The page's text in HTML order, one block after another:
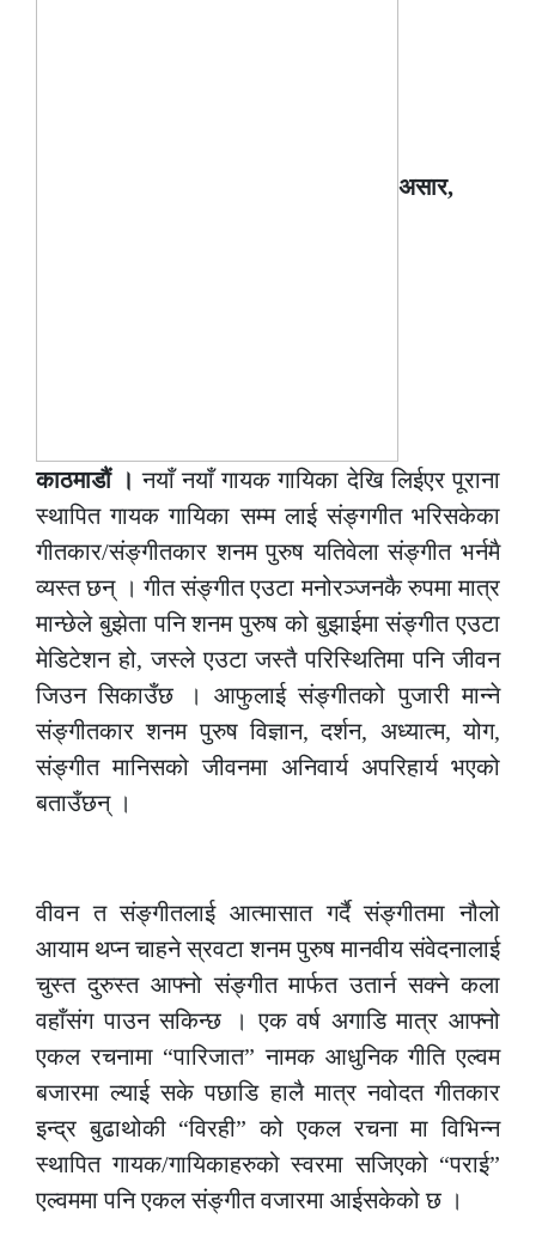
असार,
काठमाडौं । नयाँ नयाँ गायक गायिका देखि लिईएर पूराना
स्थापित गायक गायिका सम्म लाई संङ्गगीत भरिसकेका
गीतकार/संङ्गीतकार शनम पुरुष यतिवेला संङ्गीत भर्नमै
व्यस्त छन् । गीत संङ्गीत एउटा मनोरञ्जनकै रुपमा मात्र
मान्छेले बुझेता पनि शनम पुरुष को बुझाईमा संङ्गीत एउटा
मेडिटेशन हो, जस्ले एउटा जस्तै परिस्थितिमा पनि जीवन
जिउन सिकाउँछ । आफुलाई संङ्गीतको पुजारी मान्ने
संङ्गीतकार शनम पुरुष विज्ञान, दर्शन, अध्यात्म, योग,
संङ्गीत मानिसको जीवनमा अनिवार्य अपरिहार्य भएको
बताउँछन् ।
वीवन त संङ्गीतलाई आत्मासात गर्दै संङ्गीतमा नौलो
आयाम थप्न चाहने स्रवटा शनम पुरुष मानवीय संवेदनालाई
चुस्त दुरुस्त आफ्नो संङ्गीत मार्फत उतार्न सक्ने कला
वहाँसंग पाउन सकिन्छ । एक वर्ष अगाडि मात्र आफ्नो
एकल रचनामा “पारिजात” नामक आधुनिक गीति एल्वम
बजारमा ल्याई सके पछाडि हालै मात्र नवोदत गीतकार
इन्द्र बुढाथोकी “विरही” को एकल रचना मा विभिन्न
स्थापित गायक/गायिकाहरुको स्वरमा सजिएको “पराई”
एल्वममा पनि एकल संङ्गीत वजारमा आईसकेको छ ।